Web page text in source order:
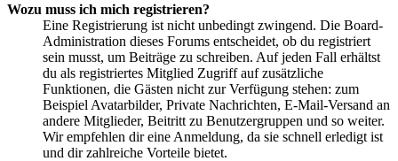
Wozu muss ich mich registrieren?
Eine Registrierung ist nicht unbedingt zwingend. Die Board-
Administration dieses Forums entscheidet, ob du registriert
sein musst, um Beiträge zu schreiben. Auf jeden Fall erhältst
du als registriertes Mitglied Zugriff auf zusätzliche
Funktionen, die Gästen nicht zur Verfügung stehen: zum
Beispiel Avatarbilder, Private Nachrichten, E-Mail-Versand an
andere Mitglieder, Beitritt zu Benutzergruppen und so weiter.
Wir empfehlen dir eine Anmeldung, da sie schnell erledigt ist
und dir zahlreiche Vorteile bietet.